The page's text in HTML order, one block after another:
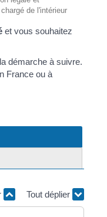
de l'intérieur
et vous souhaitez
démarche à suivre.
France ou à
Tout déplier